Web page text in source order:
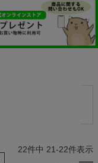
22件中 21-22件表示